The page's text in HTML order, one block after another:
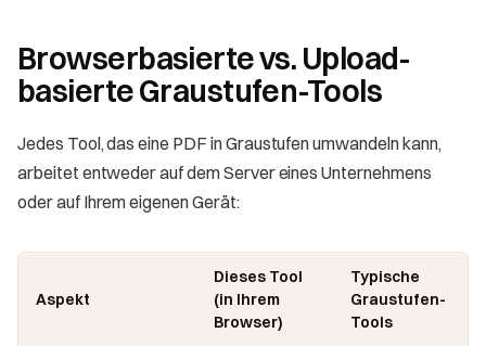
Browserbasierte vs. Upload-
basierte Graustufen-Tools
Jedes Tool, das eine PDF in Graustufen umwandeln kann,
arbeitet entweder auf dem Server eines Unternehmens
oder auf Ihrem eigenen Gerät:
Aspekt
Dieses Tool
(in Ihrem
Browser)
Typische
Graustufen-
Tools